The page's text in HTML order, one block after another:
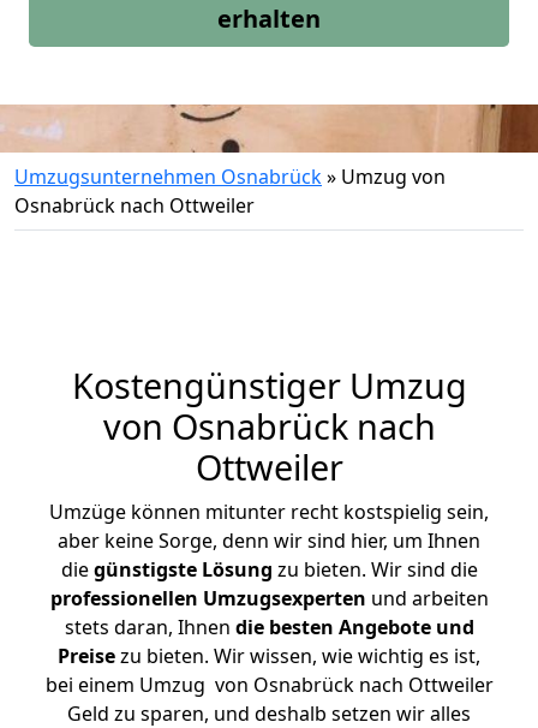
erhalten
Umzugsunternehmen Osnabrück» Umzug von
Osnabrück nach Ottweiler
Kostengünstiger Umzug
von Osnabrück nach
Ottweiler
Umzüge können mitunter recht kostspielig sein,
aber keine Sorge, denn wir sind hier, um Ihnen
diegünstigste Lösung zu bieten. Wir sind die
professionellen Umzugsexperten und arbeiten
stets daran, Ihnen die besten Angebote und
Preisezu bieten. Wir wissen, wie wichtig es ist,
bei einem Umzug von Osnabrück nach Ottweiler
Geld zu sparen, und deshalb setzen wir alles